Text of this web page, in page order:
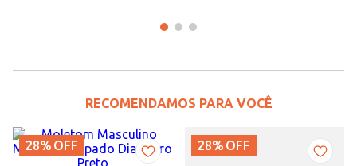
RECOMENDAMOS PARA VOCÊ
28% OFF 28% OFF